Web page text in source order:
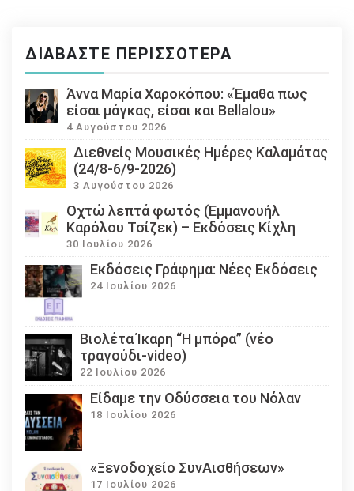
ΔΙΑΒΆΣΤΕ ΠΕΡΙΣΣΌΤΕΡΑ
Άννα Μαρία Χαροκόπου: «Έμαθα πως
είσαι μάγκας, είσαι και Bellalou»
4 Αυγούστου 2026
Διεθνείς Μουσικές Ημέρες Καλαμάτας
(24/8-6/9-2026)
3 Αυγούστου 2026
Οχτώ λεπτά φωτός (Εμμανουήλ
Καρόλου Τσίζεκ) – Εκδόσεις Κίχλη
30 Ιουλίου 2026
Εκδόσεις Γράφημα: Νέες Εκδόσεις
24 Ιουλίου 2026
Βιολέτα Ίκαρη “Η μπόρα” (νέο
τραγούδι-video)
22 Ιουλίου 2026
Eίδαμε την Οδύσσεια του Νόλαν
18 Ιουλίου 2026
«Ξενοδοχείο ΣυνΑισθήσεων»
17 Ιουλίου 2026